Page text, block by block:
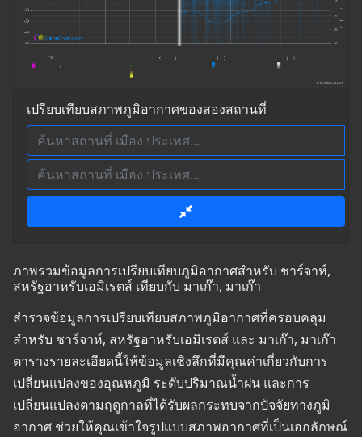
เปรียบเทียบสภาพภูมิอากาศของสองสถานที่
ภาพรวมข้อมูลการเปรียบเทียบภูมิอากาศสำหรับ ชาร์จาห์,
สหรัฐอาหรับเอมิเรตส์ เทียบกับ มาเก๊า, มาเก๊า
สำรวจข้อมูลการเปรียบเทียบสภาพภูมิอากาศที่ครอบคลุม
สำหรับ ชาร์จาห์, สหรัฐอาหรับเอมิเรตส์ และ มาเก๊า, มาเก๊า
ตารางรายละเอียดนี้ให้ข้อมูลเชิงลึกที่มีคุณค่าเกี่ยวกับการ
เปลี่ยนแปลงของอุณหภูมิ ระดับปริมาณน้ำฝน และการ
เปลี่ยนแปลงตามฤดูกาลที่ได้รับผลกระทบจากปัจจัยทางภูมิ
อากาศ ช่วยให้คุณเข้าใจรูปแบบสภาพอากาศที่เป็นเอกลักษณ์